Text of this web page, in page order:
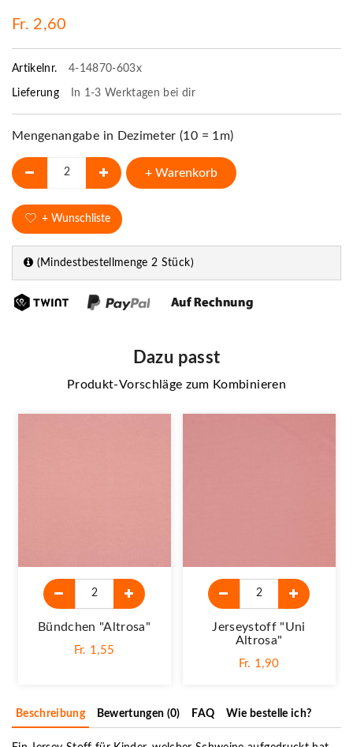
Fr. 2,60
Artikelnr. 4-14870-603x
Lieferung In 1-3 Werktagen bei dir
Mengenangabe in Dezimeter (10 = 1m)
+ Warenkorb
+ Wunschliste
(Mindestbestellmenge 2 Stück)
Dazu passt
Produkt-Vorschläge zum Kombinieren
Bündchen "altrosa"
Fr. 1,55
Jerseystoff "Uni
Altrosa"
Fr. 1,90
Beschreibung Bewertungen (0) FAQ Wie bestelle ich?